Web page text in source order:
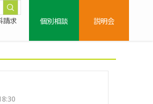
請求
個別相談
説明会